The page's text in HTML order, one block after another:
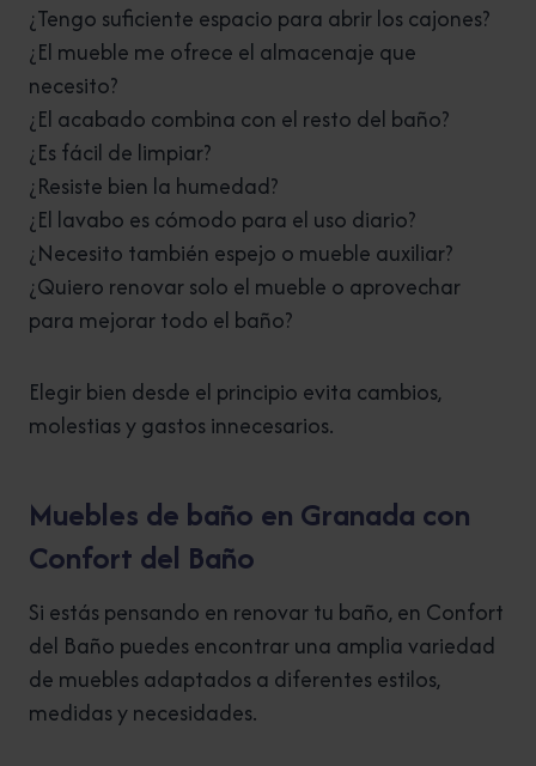
¿Tengo suficiente espacio para abrir los cajones?
¿El mueble me ofrece el almacenaje que
necesito?
¿El acabado combina con el resto del baño?
¿Es fácil de limpiar?
¿Resiste bien la humedad?
¿El lavabo es cómodo para el uso diario?
¿Necesito también espejo o mueble auxiliar?
¿Quiero renovar solo el mueble o aprovechar
para mejorar todo el baño?
Elegir bien desde el principio evita cambios,
molestias y gastos innecesarios.
Muebles de baño en Granada con
Confort del Baño
Si estás pensando en renovar tu baño, en Confort
del Baño puedes encontrar una amplia variedad
de muebles adaptados a diferentes estilos,
medidas y necesidades.